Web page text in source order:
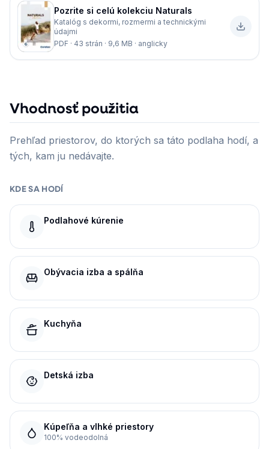
Pozrite si celú kolekciu Naturals
Katalóg s dekormi, rozmermi a technickými
údajmi
PDF · 43 strán · 9,6 MB · anglicky
Vhodnosť použitia
Prehľad priestorov, do ktorých sa táto podlaha hodí, a
tých, kam ju nedávajte.
KDE SA HODÍ
Podlahové kúrenie
Obývacia izba a spálňa
Kuchyňa
Detská izba
Kúpeľňa a vlhké priestory
100% vodeodolná